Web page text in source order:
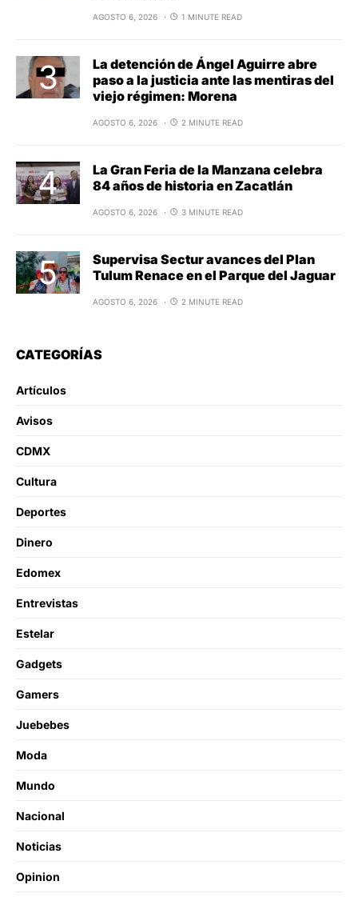
AGOSTO 6, 2026 1 MINUTE READ
La detención de Ángel Aguirre abre
paso a la justicia ante las mentiras del
viejo régimen: Morena
AGOSTO 6, 2026 2 MINUTE READ
La Gran Feria de la Manzana celebra
84 años de historia en Zacatlán
AGOSTO 6, 2026 3 MINUTE READ
Supervisa Sectur avances del Plan
Tulum Renace en el Parque del Jaguar
AGOSTO 6, 2026 2 MINUTE READ
CATEGORÍAS
Artículos
Avisos
CDMX
Cultura
Deportes
Dinero
Edomex
Entrevistas
Estelar
Gadgets
Gamers
Juebebes
Moda
Mundo
Nacional
Noticias
Opinion